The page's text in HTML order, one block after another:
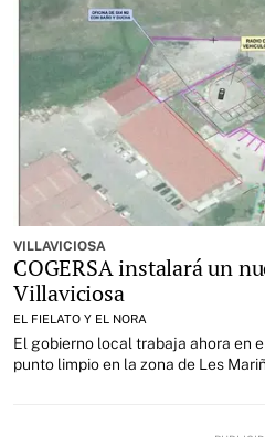
VILLAVICIOSA
COGERSA instalará un
Villaviciosa
EL FIELATO Y EL NORA
El gobierno local trabaja ahora en
punto limpio en la zona de Les